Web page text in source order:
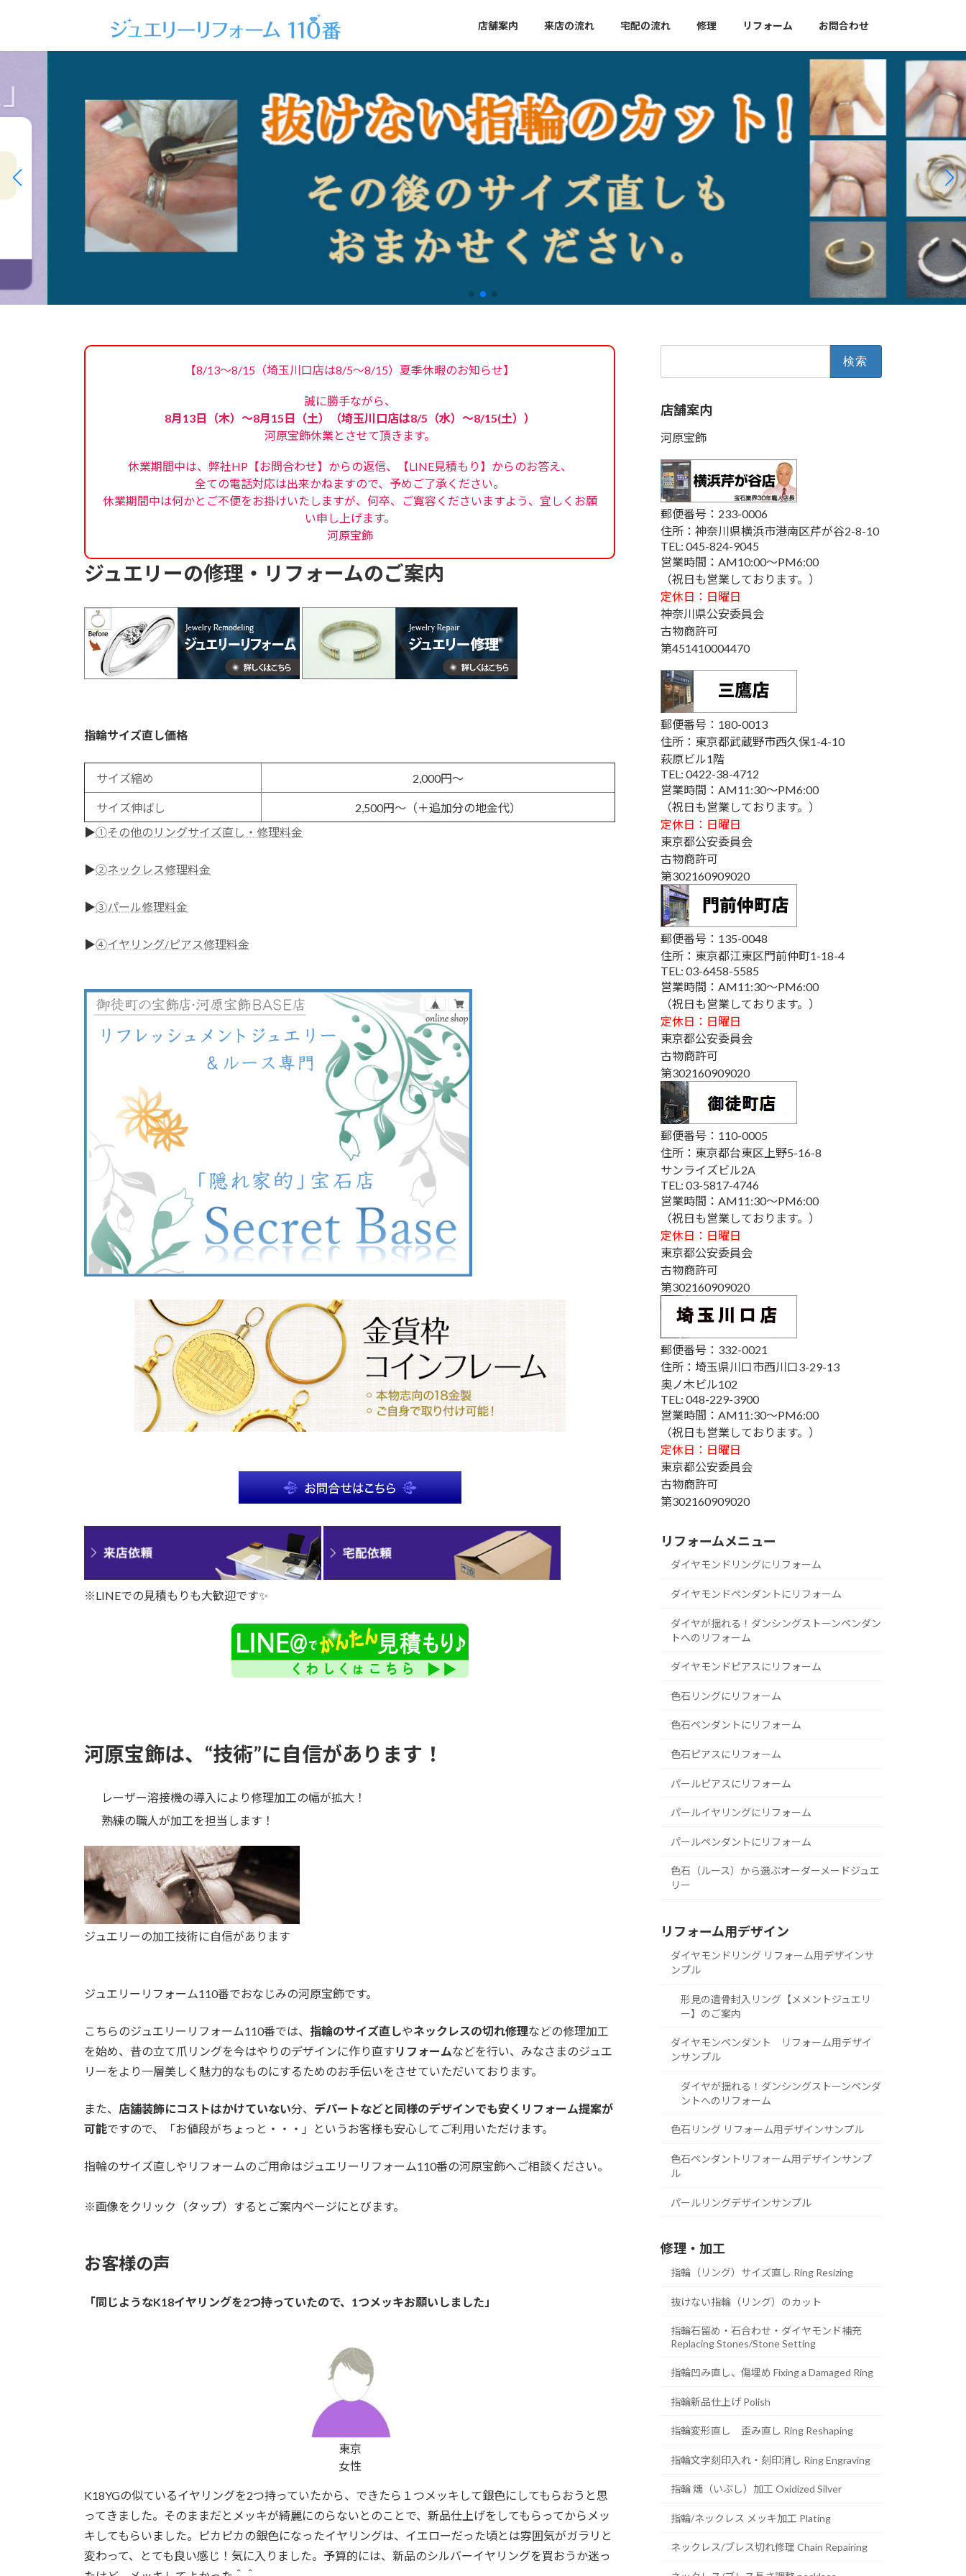
ス
ン
店舗案内 来店の流れ 宅配の流れ 修理 リフォーム お問合わせ
【8/13～8/15（埼玉川口店は8/5～8/15）夏季休暇のお知らせ】
誠に勝手ながら、
8月13日（木）～8月15日（土）（埼玉川口店は8/5（水）～8/15(土））
河原宝飾休業とさせて頂きます。
休業期間中は、弊社HP【お問合わせ】からの返信、【LINE見積もり】からのお答え、
全ての電話対応は出来かねますので、予めご了承ください。
休業期間中は何かとご不便をお掛けいたしますが、何卒、ご寛容くださいますよう、宜しくお願
い申し上げます。
河原宝飾
ジュエリーの修理・リフォームのご案内
指輪サイズ直し価格
サイズ縮め 2,000円～
サイズ伸ばし
2,500円～（＋追加分の地金代）
▶①その他のリングサイズ直し・修理料金
▶②ネックレス修理料金
▶③パール修理料金
▶④イヤリング/ピアス修理料金
※LINEでの見積もりも大歓迎です✨
河原宝飾は、“技術”に自信があります！
レーザー溶接機の導入により修理加工の幅が拡大！
熟練の職人が加工を担当します！
ジュエリーの加工技術に自信があります
ジュエリーリフォーム110番でおなじみの河原宝飾です。
こちらのジュエリーリフォーム110番では、 指輪のサイズ直しやネックレスの切れ修理などの修理加工
を始め、昔の立て爪リングを今はやりのデザインに作り直す リフォームなどを行い、みなさまのジュエ
リーをより一層美しく魅力的なものにするためのお手伝いをさせていただいております。
また、 店舗装飾にコストはかけていない分、 デパートなどと同様のデザインでも安くリフォーム提案が
可能ですので、「お値段がちょっと・・・」というお客様も安心してご利用いただけます。
指輪のサイズ直しやリフォームのご用命はジュエリーリフォーム110番の河原宝飾へご相談ください。
※画像をクリック（タップ）するとご案内ページにとびます。
お客様の声
「同じようなK18イヤリングを2つ持っていたので、1つメッキお願いしました」
東京
女性
K18YGの似ているイヤリングを2つ持っていたから、できたら１つメッキして銀色にしてもらおうと思
ってきました。そのままだとメッキが綺麗にのらないとのことで、新品仕上げをしてもらってからメッ
キしてもらいました。ピカピカの銀色になったイヤリングは、イエローだった頃とは雰囲気がガラリと
変わって、とても良い感じ！気に入りました。予算的には、新品のシルバーイヤリングを買おうか迷っ
店舗案内
河原宝飾
郵便番号：233-0006
住所：神奈川県横浜市港南区芹が谷2-8-10
TEL: 045-824-9045
営業時間：AM10:00～PM6:00
（祝日も営業しております。）
定休日：日曜日
神奈川県公安委員会
古物商許可
第451410004470
郵便番号：180-0013
住所：東京都武蔵野市西久保1-4-10
萩原ビル1階
TEL: 0422-38-4712
営業時間：AM11:30～PM6:00
（祝日も営業しております。）
定休日：日曜日
東京都公安委員会
古物商許可
第302160909020
郵便番号：135-0048
住所：東京都江東区門前仲町1-18-4
TEL: 03-6458-5585
営業時間：AM11:30～PM6:00
（祝日も営業しております。）
定休日：日曜日
東京都公安委員会
古物商許可
第302160909020
郵便番号：110-0005
住所：東京都台東区上野5-16-8
サンライズビル2A
TEL: 03-5817-4746
営業時間：AM11:30～PM6:00
（祝日も営業しております。）
定休日：日曜日
東京都公安委員会
古物商許可
第302160909020
郵便番号：332-0021
住所：埼玉県川口市西川口3-29-13
奥ノ木ビル102
TEL: 048-229-3900
営業時間：AM11:30～PM6:00
（祝日も営業しております。）
定休日：日曜日
東京都公安委員会
古物商許可
第302160909020
リフォームメニュー
ダイヤモンドリングにリフォーム
ダイヤモンドペンダントにリフォーム
ダイヤが揺れる！ダンシングストーンペンダン
トへのリフォーム
ダイヤモンドピアスにリフォーム
色石リングにリフォーム
色石ペンダントにリフォーム
色石ピアスにリフォーム
パールピアスにリフォーム
パールイヤリングにリフォーム
パールペンダントにリフォーム
色石（ルース）から選ぶオーダーメードジュエ
リー
リフォーム用デザイン
ダイヤモンドリング リフォーム用デザインサ
ンプル
形見の遺骨封入リング【メメントジュエリ
ー】のご案内
ダイヤモンペンダント リフォーム用デザイ
ンサンプル
ダイヤが揺れる！ダンシングストーンペンダ
ントへのリフォーム
色石リング リフォーム用デザインサンプル
色石ペンダントリフォーム用デザインサンプ
ル
パールリングデザインサンプル
修理・加工
指輪（リング）サイズ直し Ring Resizing
抜けない指輪（リング）のカット
指輪石留め・石合わせ・ダイヤモンド補充
Replacing Stones/Stone Setting
指輪凹み直し、傷埋め Fixing a Damaged Ring
指輪新品仕上げ Polish
指輪変形直し 歪み直し Ring Reshaping
指輪文字刻印入れ・刻印消し Ring Engraving
指輪 燻（いぶし）加工 Oxidized Silver
指輪/ネックレス メッキ加工 Plating
ネックレス/ブレス切れ修理 Chain Repairing